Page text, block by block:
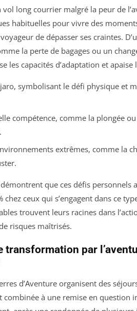
long courrier malgré la peur de
habituelles pour vivre des
de dépasser ses craintes.
la perte de bagages ou un
les capacités d’adaptation et apaise
symbolisant le défi physique et
compétence, comme la plongée ou
extrêmes, comme la
que ces défis personnels
ceux qui s’engagent dans ce
trouvent leurs racines dans
risques maîtrisés.
transformation par
d’Aventure organisent des
combinée à une remise en question